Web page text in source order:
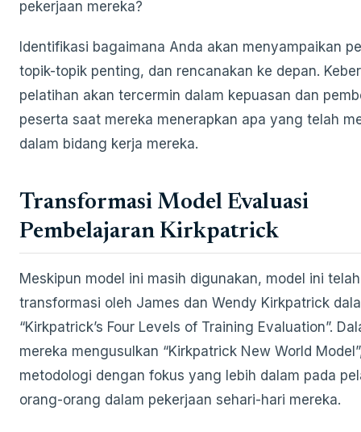
pekerjaan mereka?
Identifikasi bagaimana Anda akan menyampaikan
topik-topik penting, dan rencanakan ke depan.
pelatihan akan tercermin dalam kepuasan dan
peserta saat mereka menerapkan apa yang telah
dalam bidang kerja mereka.
Transformasi Model Evaluasi
Pembelajaran Kirkpatrick
Meskipun model ini masih digunakan, model ini
transformasi oleh James dan Wendy Kirkpatrick
“Kirkpatrick’s Four Levels of Training Evaluation”.
mereka mengusulkan “Kirkpatrick New World
metodologi dengan fokus yang lebih dalam pada
orang-orang dalam pekerjaan sehari-hari mereka.